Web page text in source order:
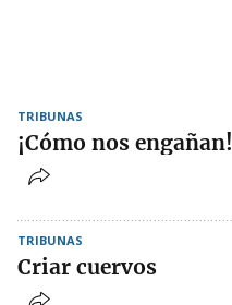
TRIBUNAS
¡Cómo nos engañan!
TRIBUNAS
Criar cuervos